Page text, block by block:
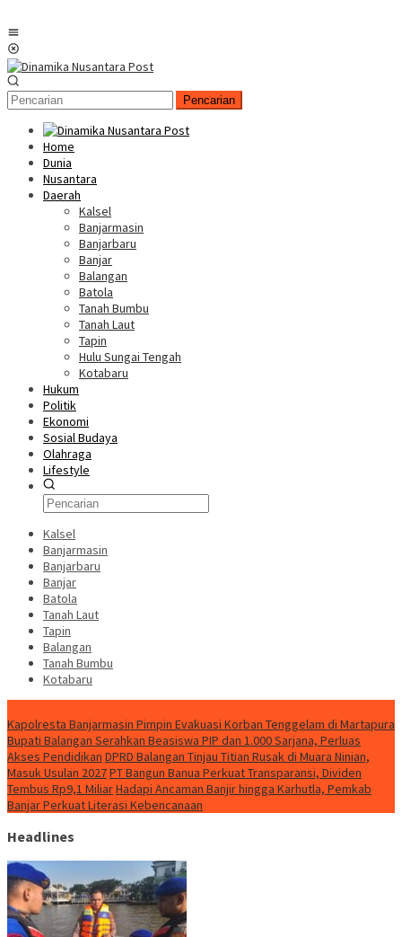
Pencarian
Home
Dunia
Nusantara
Daerah
Kalsel
Banjarmasin
Banjarbaru
Banjar
Balangan
Batola
Tanah Bumbu
Tanah Laut
Tapin
Hulu Sungai Tengah
Kotabaru
Hukum
Politik
Ekonomi
Sosial Budaya
Olahraga
Lifestyle
Kalsel
Banjarmasin
Banjarbaru
Banjar
Batola
Tanah Laut
Tapin
Balangan
Tanah Bumbu
Kotabaru
Kapolresta Banjarmasin Pimpin Evakuasi Korban Tenggelam di Martapura
Bupati Balangan Serahkan Beasiswa PIP dan 1.000 Sarjana, Perluas
Akses Pendidikan DPRD Balangan Tinjau Titian Rusak di Muara Ninian,
Masuk Usulan 2027PT Bangun Banua Perkuat Transparansi, Dividen
Tembus Rp9,1 MiliarHadapi Ancaman Banjir hingga Karhutla, Pemkab
Banjar Perkuat Literasi Kebencanaan
Headlines